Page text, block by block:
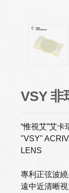
VSY 非
“惟視艾”艾
"VSY"
LENS
專利正弦波
遠中近清晰